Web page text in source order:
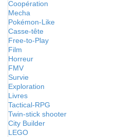
Coopération
Mecha
Pokémon-Like
Casse-tête
Free-to-Play
Film
Horreur
FMV
Survie
Exploration
Livres
Tactical-RPG
Twin-stick shooter
City Builder
LEGO